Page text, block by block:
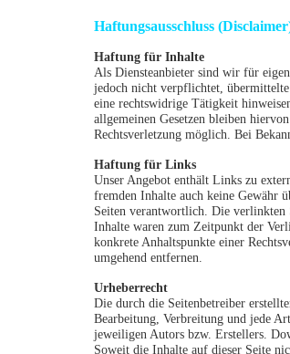
Haftungsausschluss
Haftung für Inhalte
Als Diensteanbieter sind wir für
jedoch nicht verpflichtet,
eine rechtswidrige Tätigkeit
allgemeinen Gesetzen bleiben
Rechtsverletzung möglich. Bei
Haftung für Links
Unser Angebot enthält Links zu
fremden Inhalte auch keine Gewähr
Seiten verantwortlich. Die verlinkten
Inhalte waren zum Zeitpunkt der
konkrete Anhaltspunkte einer
umgehend entfernen.
Urheberrecht
Die durch die Seitenbetreiber
Bearbeitung, Verbreitung und jede
jeweiligen Autors bzw. Erstellers.
Soweit die Inhalte auf dieser Seite